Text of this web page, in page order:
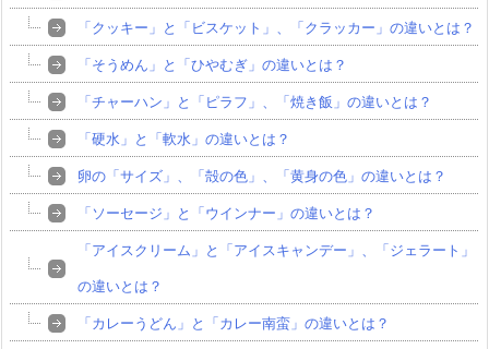
「クッキー」と「ビスケット」、「クラッカー」の違いとは？
「そうめん」と「ひやむぎ」の違いとは？
「チャーハン」と「ピラフ」、「焼き飯」の違いとは？
「硬水」と「軟水」の違いとは？
卵の「サイズ」、「殻の色」、「黄身の色」の違いとは？
「ソーセージ」と「ウインナー」の違いとは？
「アイスクリーム」と「アイスキャンデー」、「ジェラート」
の違いとは？
「カレーうどん」と「カレー南蛮」の違いとは？